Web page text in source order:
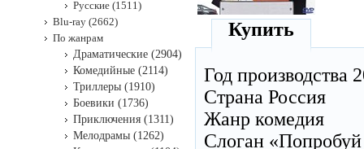
Купить
Год производства
Страна Россия
Жанр комедия
Слоган «Попробуй
Русские (1511)
Blu-ray (2662)
По жанрам
Драматические (2904)
Комедийные (2114)
Триллеры (1910)
Боевики (1736)
Приключения (1311)
Мелодрамы (1262)